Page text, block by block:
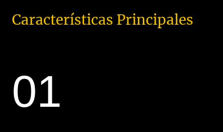
Características Principales
01